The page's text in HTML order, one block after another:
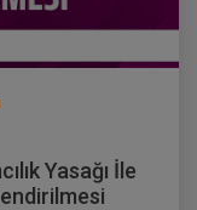
Yasağı İle